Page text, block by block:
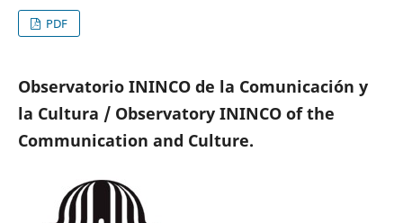
PDF
Observatorio ININCO de la Comunicación y
la Cultura / Observatory ININCO of the
Communication and Culture.